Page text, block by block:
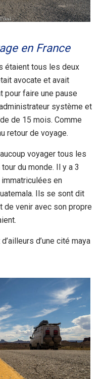
en France
étaient tous les deux
avocate et avait
pour faire une pause
système et
de 15 mois. Comme
retour de voyage.
voyager tous les
du monde. Il y a 3
en
Ils se sont dit
de venir avec son propre
d’une cité maya